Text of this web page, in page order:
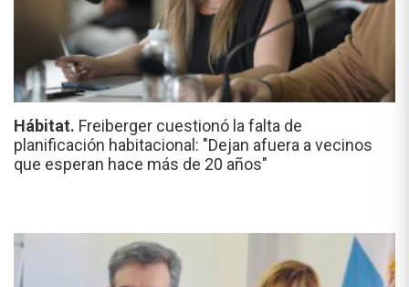
Hábitat. Freiberger cuestionó la falta de
planificación habitacional: "Dejan afuera a vecinos
que esperan hace más de 20 años"